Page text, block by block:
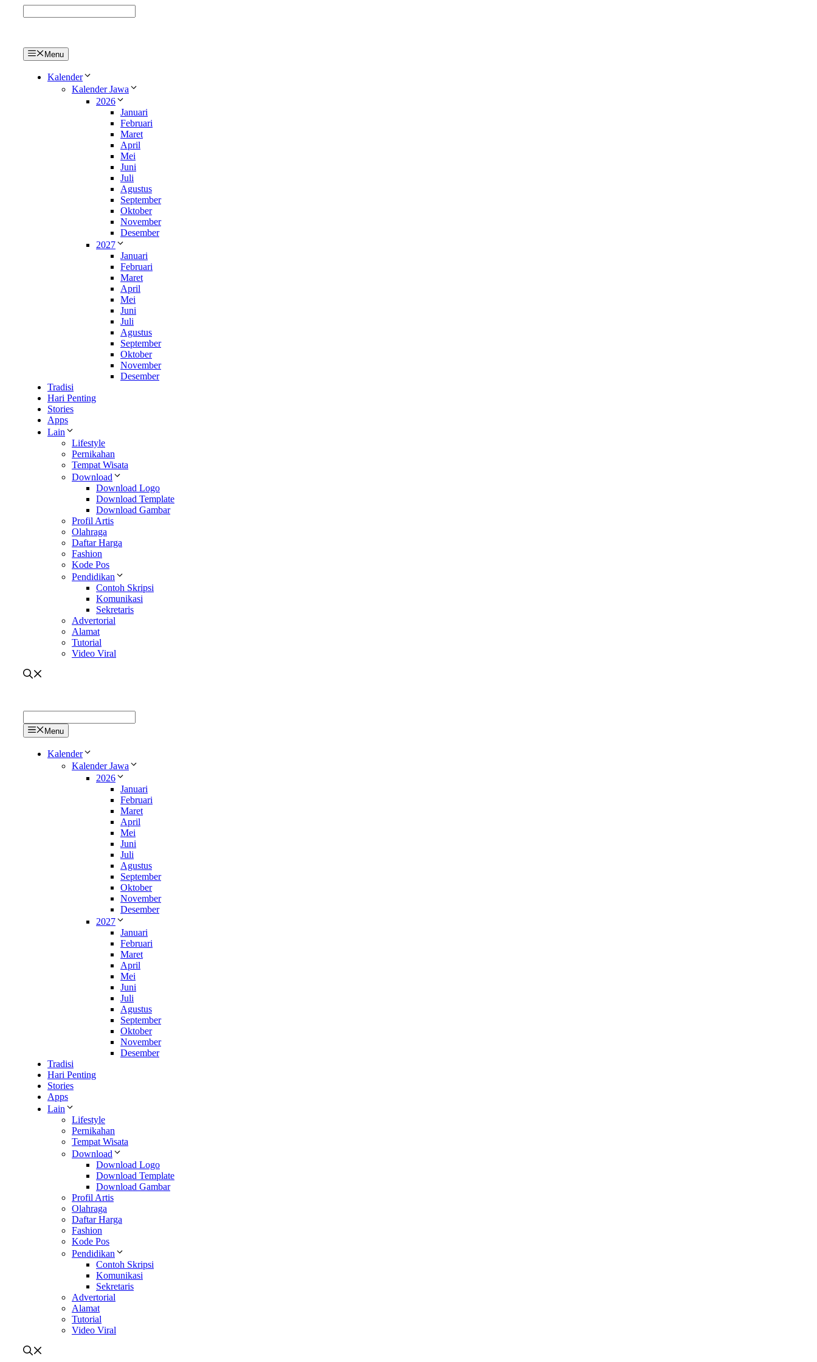
Menu
Kalender
Kalender Jawa
2026
Januari
Februari
Maret
April
Mei
Juni
Juli
Agustus
September
Oktober
November
Desember
2027
Januari
Februari
Maret
April
Mei
Juni
Juli
Agustus
September
Oktober
November
Desember
Tradisi
Hari Penting
Stories
Apps
Lain
Lifestyle
Pernikahan
Tempat Wisata
Download
Download Logo
Download Template
Download Gambar
Profil Artis
Olahraga
Daftar Harga
Fashion
Kode Pos
Pendidikan
Contoh Skripsi
Komunikasi
Sekretaris
Advertorial
Alamat
Tutorial
Video Viral
Menu
Kalender
Kalender Jawa
2026
Januari
Februari
Maret
April
Mei
Juni
Juli
Agustus
September
Oktober
November
Desember
2027
Januari
Februari
Maret
April
Mei
Juni
Juli
Agustus
September
Oktober
November
Desember
Tradisi
Hari Penting
Stories
Apps
Lain
Lifestyle
Pernikahan
Tempat Wisata
Download
Download Logo
Download Template
Download Gambar
Profil Artis
Olahraga
Daftar Harga
Fashion
Kode Pos
Pendidikan
Contoh Skripsi
Komunikasi
Sekretaris
Advertorial
Alamat
Tutorial
Video Viral